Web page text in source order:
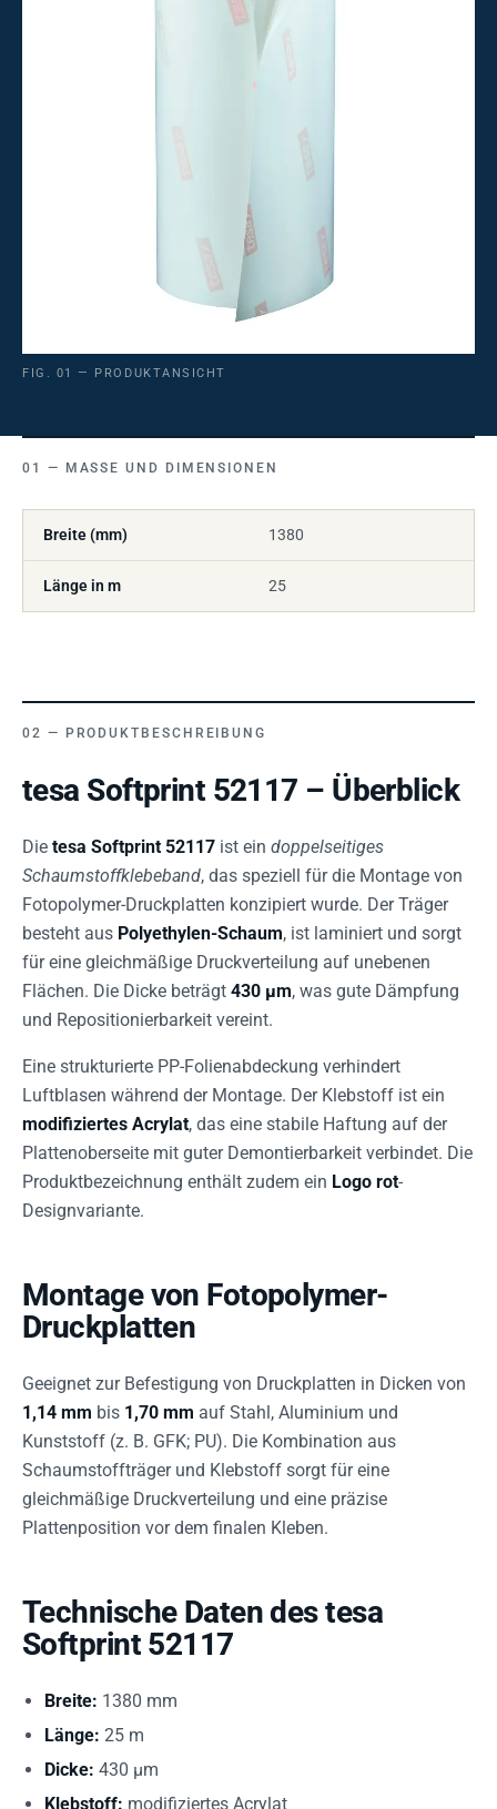
FIG. 01 — PRODUKTANSICHT
MASSE UND DIMENSIONEN
Breite (mm) 1380
Länge in m 25
PRODUKTBESCHREIBUNG
tesa Softprint 52117 – Überblick
Die tesa Softprint 52117 ist ein doppelseitiges
Schaumstoffklebeband, das speziell für die Montage von
Fotopolymer-Druckplatten konzipiert wurde. Der Träger
besteht aus Polyethylen-Schaum, ist laminiert und sorgt
für eine gleichmäßige Druckverteilung auf unebenen
Flächen. Die Dicke beträgt 430 µm, was gute Dämpfung
und Repositionierbarkeit vereint.
Eine strukturierte PP-Folienabdeckung verhindert
Luftblasen während der Montage. Der Klebstoff ist ein
modifiziertes Acrylat, das eine stabile Haftung auf der
Plattenoberseite mit guter Demontierbarkeit verbindet. Die
Produktbezeichnung enthält zudem ein Logo rot-
Designvariante.
Montage von Fotopolymer-
Druckplatten
Geeignet zur Befestigung von Druckplatten in Dicken von
1,14 mm bis 1,70 mm auf Stahl, Aluminium und
Kunststoff (z. B. GFK; PU). Die Kombination aus
Schaumstoffträger und Klebstoff sorgt für eine
gleichmäßige Druckverteilung und eine präzise
Plattenposition vor dem finalen Kleben.
Technische Daten des tesa
Softprint 52117
Breite: 1380 mm
Länge: 25 m
Dicke: 430 µm
Klebstoff: modifiziertes Acrylat